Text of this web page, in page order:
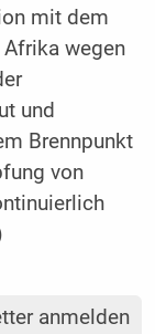
mit dem
wegen
und
Brennpunkt
von
anmelden